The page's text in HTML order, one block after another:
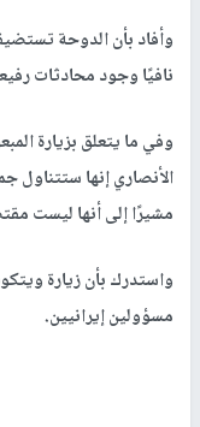
وأفاد بأن الدوحة
نافيًا وجود محادثات
وفي ما يتعلق بزيارة
الأنصاري إنها ستتناول
مشيرًا إلى أنها ليست
واستدرك بأن زيارة
مسؤولين إيرانيين.